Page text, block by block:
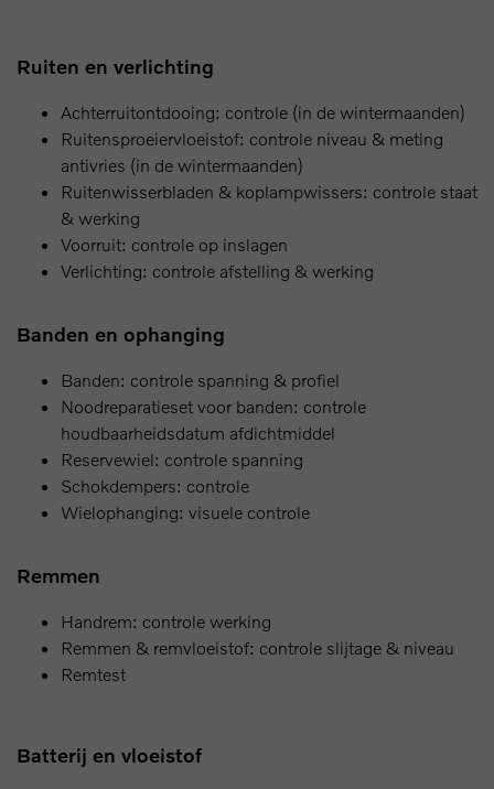
Ruiten en verlichting
Achterruitontdooing: controle (in de wintermaanden)
Ruitensproeiervloeistof: controle niveau & meting
antivries (in de wintermaanden)
Ruitenwisserbladen & koplampwissers: controle staat
& werking
Voorruit: controle op inslagen
Verlichting: controle afstelling & werking
Banden en ophanging
Banden: controle spanning & profiel
Noodreparatieset voor banden: controle
houdbaarheidsdatum afdichtmiddel
Reservewiel: controle spanning
Schokdempers: controle
Wielophanging: visuele controle
Remmen
Handrem: controle werking
Remmen & remvloeistof: controle slijtage & niveau
Remtest
Batterij en vloeistof